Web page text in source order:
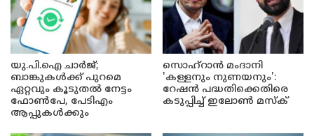
യു.പി.ഐ ചാർജ്;
ബാങ്കുകൾക്ക് പുറമെ
ഏറ്റവും കൂടുതൽ നേട്ടം
ഫോൺപേ, പേടിഎം
ആപ്പുകൾക്കും
സൊഹ്റാൻ മംദാനി
'കള്ളനും നുണയനും':
റേഷൻ പദ്ധതിക്കെതിരെ
കടുപ്പിച്ച് ഇലോൺ മസ്ക്